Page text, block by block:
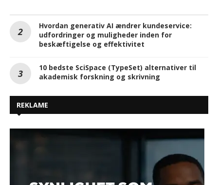
Hvordan generativ AI ændrer kundeservice:
udfordringer og muligheder inden for
beskæftigelse og effektivitet
10 bedste SciSpace (TypeSet) alternativer til
akademisk forskning og skrivning
REKLAME